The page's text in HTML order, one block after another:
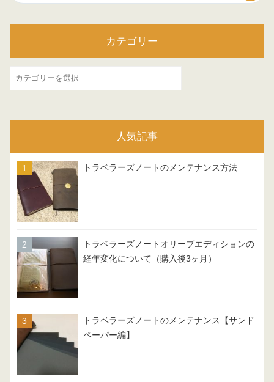
カテゴリー
カ
リ
人気記事
トラベラーズノートのメンテナンス方法
トラベラーズノートオリーブエディションの
経年変化について（購入後3ヶ月）
トラベラーズノートのメンテナンス【サンド
ペーパー編】